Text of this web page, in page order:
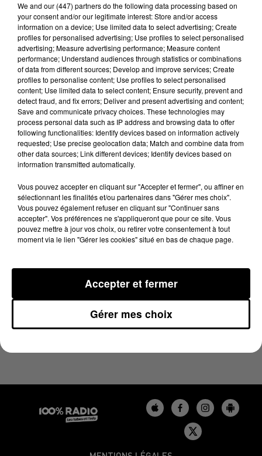
Lecture (2 min 22 sec)
100%
12 février 2024 - 2 min 22 sec
LES INFOS DU GERS DU 12/02/2024 À 10H00
We and our (447) partnersdo the following data processing based on
your consent and/or our legitimate interest: Store and/or access
information on a device; Use limited data to select advertising; Create
profiles for personalised advertising; Use profiles to select personalised
advertising; Measure advertising performance; Measure content
performance; Understand audiences through statistics or combinations
of data from different sources; Develop and improve services; Create
profiles to personalise content; Use profiles to select personalised
content; Use limited data to select content; Ensure security, prevent and
detect fraud, and fix errors; Deliver and present advertising and content;
Save and communicate privacy choices. These technologies may
process personal data such as IP address and browsing data to offer
following functionalities: Identify devices based on information actively
requested; Use precise geolocation data; Match and combine data from
other data sources; Link different devices; Identify devices based on
information transmitted automatically.
Vous pouvez accepter en cliquant sur "Accepter et fermer", ou affiner en
sélectionnant les finalités et/ou partenaires dans "Gérer mes choix".
Vous pouvez également refuser en cliquant sur "Continuer sans
accepter". Vos préférences ne s'appliqueront que pour ce site. Vous
pouvez mettre à jour vos choix, ou retirer votre consentement à tout
moment via le lien "Gérer les cookies" situé en bas de chaque page.
Gérer mes choix
Accepter et fermer